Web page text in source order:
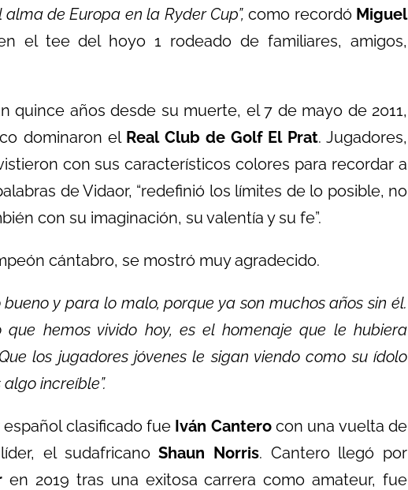
de Europa en la Ryder Cup”, como recordó Miguel
el tee del hoyo 1 rodeado de familiares, amigos,
quince años desde su muerte, el 7 de mayo de 2011,
dominaron el Real Club de Golf El Prat. Jugadores,
con sus característicos colores para recordar a
de Vidaor, “redefinió los límites de lo posible, no
con su imaginación, su valentía y su fe”.
cántabro, se mostró muy agradecido.
y para lo malo, porque ya son muchos años sin él.
hemos vivido hoy, es el homenaje que le hubiera
los jugadores jóvenes le sigan viendo como su ídolo
increíble”.
clasificado fue Iván Canterocon una vuelta de
el sudafricanoShaun Norris. Cantero llegó por
en 2019 tras una exitosa carrera como amateur, fue